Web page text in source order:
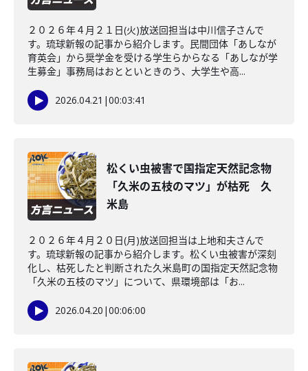
２０２６年４月２１日(火)放送回担当は中川信子さんで
す。琉球新報の記事から紹介します。民間団体「あしなが
育英会」から奨学金を受ける学生らからなる「あしなが学
生募金」事務局はおとといときのう、大学生や高...
2026.04.21 |00:03:41
松くい虫被害で国指定天然記念物
「久米の五枝のマツ」が枯死 久
米島
２０２６年４月２０日(月)放送回担当は上地和夫さんで
す。琉球新報の記事から紹介します。松くい虫被害が深刻
化し、枯死したと判断された久米島町の国指定天然記念物
「久米の五枝のマツ」について、県環境部は「お...
2026.04.20 |00:06:00